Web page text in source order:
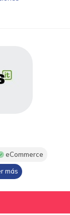
eCommerce
más